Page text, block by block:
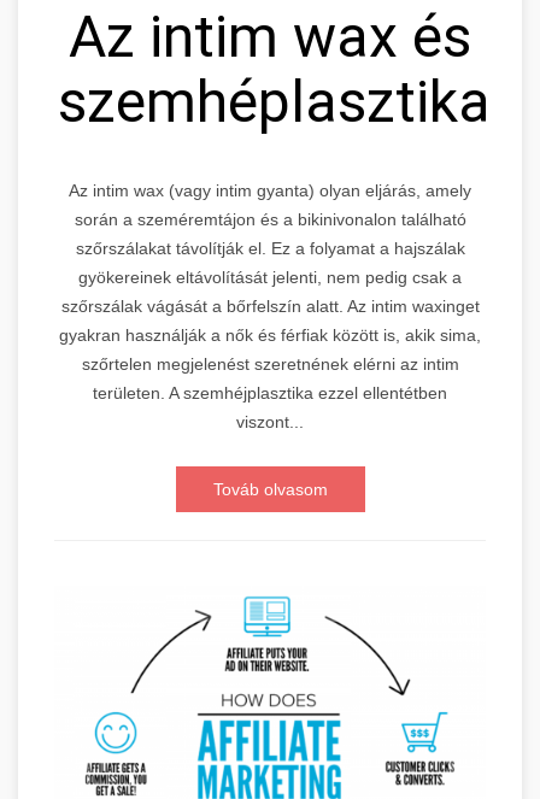
Az intim wax és
szemhéplasztika
Az intim wax (vagy intim gyanta) olyan eljárás, amely
során a szeméremtájon és a bikinivonalon található
szőrszálakat távolítják el. Ez a folyamat a hajszálak
gyökereinek eltávolítását jelenti, nem pedig csak a
szőrszálak vágását a bőrfelszín alatt. Az intim waxinget
gyakran használják a nők és férfiak között is, akik sima,
szőrtelen megjelenést szeretnének elérni az intim
területen. A szemhéjplasztika ezzel ellentétben
viszont...
Továb olvasom